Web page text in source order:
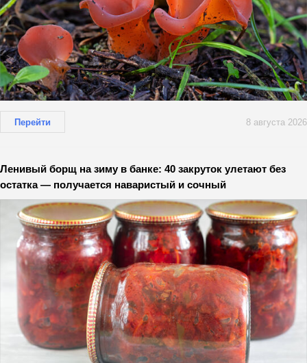
Перейти 8 августа 2026
Ленивый борщ на зиму в банке: 40 закруток улетают без
остатка — получается наваристый и сочный